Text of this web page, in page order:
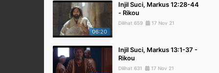
06:20
Injil Suci, Markus 12:28-44
- Rikou
Dilihat 659 17 Nov 21
Injil Suci, Markus 13:1-37 -
Rikou
Dilihat 631 17 Nov 21